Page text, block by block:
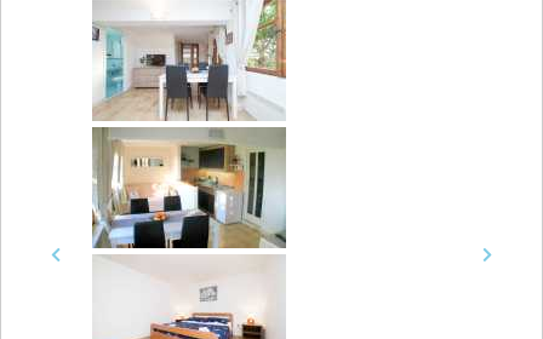
Previous Next